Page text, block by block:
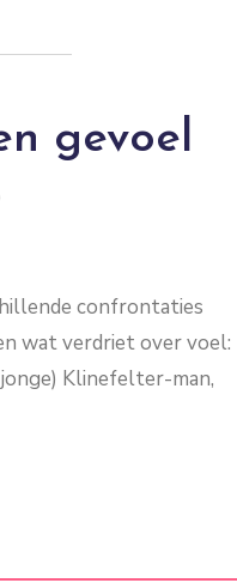
gevoel
confrontaties
wat verdriet over voel:
Klinefelter-man,